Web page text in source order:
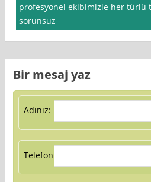
profesyonel ekibimizle her türlü
sorunsuz
Bir mesaj yaz
Adınız:
Telefon: